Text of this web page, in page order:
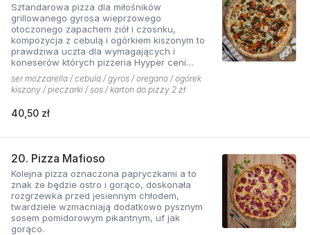
Sztandarowa pizza dla miłośników
grillowanego gyrosa wieprzowego
otoczonego zapachem ziół i czosnku,
kompozycja z cebulą i ogórkiem kiszonym to
prawdziwa uczta dla wymagających i
koneserów których pizzeria Hyyper ceni
najbardziej. . Chodzą słuchy, że gyros Hyyper
jest najlepszy w mieście
ser mozzarella / cebula / gyros / oregano / ogórek
kiszony / pieczarki / sos / karton do pizzy 2 zł
40,50 zł
20. Pizza Mafioso
Kolejna pizza oznaczona papryczkami a to
znak że będzie ostro i gorąco, doskonała
rozgrzewka przed jesiennym chłodem,
twardziele wzmacniają dodatkowo pysznym
sosem pomidorowym pikantnym, uf jak
gorąco.